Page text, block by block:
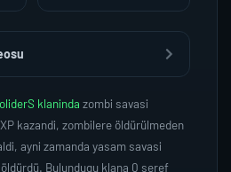
klaninda zombi savasi
kazandi, zombilere öldürülmeden
ayni zamanda yasam savasi
Bulundugu klana 0 seref